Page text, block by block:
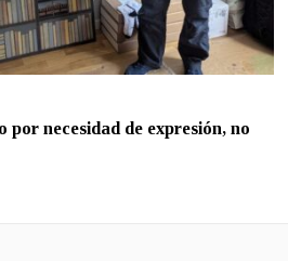
necesidad de expresión, no